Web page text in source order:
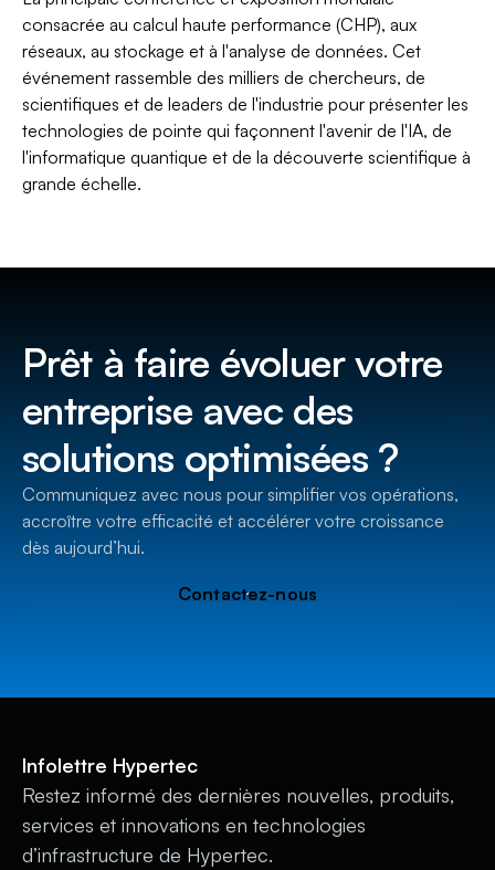
consacrée au calcul haute performance (CHP), aux
réseaux, au stockage et à l'analyse de données. Cet
événement rassemble des milliers de chercheurs, de
scientifiques et de leaders de l'industrie pour présenter les
technologies de pointe qui façonnent l'avenir de l'IA, de
l'informatique quantique et de la découverte scientifique à
grande échelle.
Prêt à faire évoluer votre
entreprise avec des
solutions optimisées ?
Communiquez avec nous pour simplifier vos opérations,
accroître votre efficacité et accélérer votre croissance
dès aujourd’hui.
Contactez-nous
Infolettre Hypertec
Restez informé des dernières nouvelles, produits,
services et innovations en technologies
d’infrastructure de Hypertec.